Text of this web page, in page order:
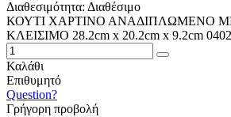
Διαθεσιμότητα: Διαθέσιμο
ΚΟΥΤΙ ΧΑΡΤΙΝΟ ΑΝΑΔΙΠΛΩΜΕΝΟ
ΚΛΕΙΣΙΜΟ 28.2cm x 20.2cm x 9.2cm
Καλάθι
Επιθυμητό
Question?
Γρήγορη προβολή